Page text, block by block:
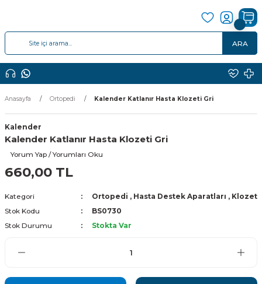
ARA
Anasayfa Ortopedi Kalender Katlanır Hasta Klozeti Gri
Kalender
Kalender Katlanır Hasta Klozeti Gri
Yorum Yap / Yorumları Oku
660,00 TL
Kategori Ortopedi , Hasta Destek Aparatları , Klozet
Stok Kodu
BS0730
Stok Durumu
Stokta Var